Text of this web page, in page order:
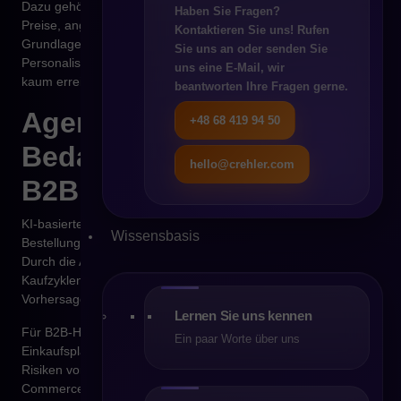
Haben Sie Fragen?
Kontaktieren Sie uns! Rufen
Sie uns an oder senden Sie
uns eine E-Mail, wir
beantworten Ihre Fragen gerne.
+48 68 419 94 50
hello@crehler.com
Wissensbasis
Lernen Sie uns kennen
Ein paar Worte über uns
Dazu gehören dynamische Produktkataloge, individuelle
Preise, angepasste Lieferoptionen und Empfehlungen auf
Grundlage realer Kaufmuster. Ein solches Maß an
Personalisierung ist mit rein manuellen Vertriebsstrukturen
kaum erreichbar.
Agentic Commerce und
Bedarfsprognosen im
B2B
KI-basierte Vertriebsagenten reagieren nicht nur auf
Bestellungen, sondern prognostizieren zukünftige Nachfrage.
Durch die Analyse von Transaktionsdaten, Saisonalität,
Kaufzyklen und Volumenentwicklungen entstehen präzise
Vorhersagemodelle.
Für B2B-Handelsunternehmen bedeutet das bessere
Einkaufsplanung, optimierte Lagerbestände und geringere
Risiken von Überbeständen oder Lieferengpässen. Agentic
Commerce wirkt sich damit direkt auf Liquidität und operative